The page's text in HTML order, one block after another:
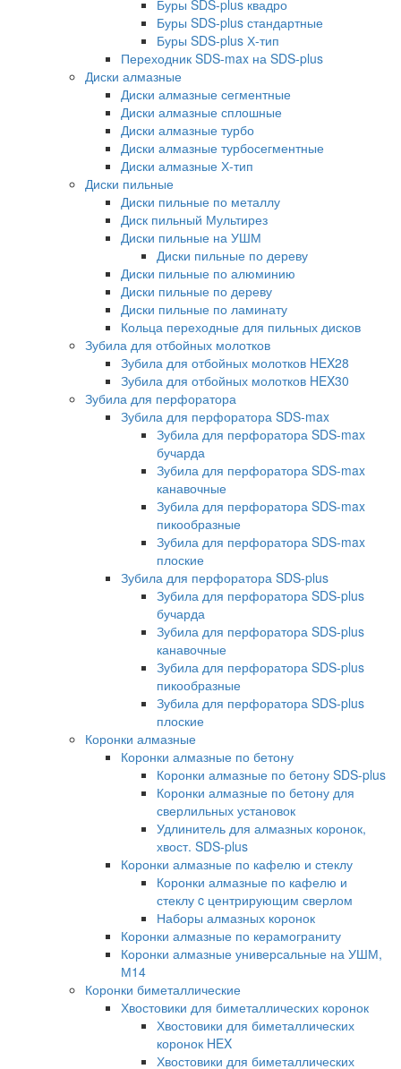
Буры SDS-plus квадро
Буры SDS-plus стандартные
Буры SDS-plus Х-тип
Переходник SDS-max на SDS-plus
Диски алмазные
Диски алмазные сегментные
Диски алмазные сплошные
Диски алмазные турбо
Диски алмазные турбосегментные
Диски алмазные Х-тип
Диски пильные
Диски пильные по металлу
Диск пильный Мультирез
Диски пильные на УШМ
Диски пильные по дереву
Диски пильные по алюминию
Диски пильные по дереву
Диски пильные по ламинату
Кольца переходные для пильных дисков
Зубила для отбойных молотков
Зубила для отбойных молотков HEX28
Зубила для отбойных молотков HEX30
Зубила для перфоратора
Зубила для перфоратора SDS-max
Зубила для перфоратора SDS-max
бучарда
Зубила для перфоратора SDS-max
канавочные
Зубила для перфоратора SDS-max
пикообразные
Зубила для перфоратора SDS-max
плоские
Зубила для перфоратора SDS-plus
Зубила для перфоратора SDS-plus
бучарда
Зубила для перфоратора SDS-plus
канавочные
Зубила для перфоратора SDS-plus
пикообразные
Зубила для перфоратора SDS-plus
плоские
Коронки алмазные
Коронки алмазные по бетону
Коронки алмазные по бетону SDS-plus
Коронки алмазные по бетону для
сверлильных установок
Удлинитель для алмазных коронок,
хвост. SDS-plus
Коронки алмазные по кафелю и стеклу
Коронки алмазные по кафелю и
стеклу c центрирующим сверлом
Наборы алмазных коронок
Коронки алмазные по керамограниту
Коронки алмазные универсальные на УШМ,
М14
Коронки биметаллические
Хвостовики для биметаллических коронок
Хвостовики для биметаллических
коронок HEX
Хвостовики для биметаллических